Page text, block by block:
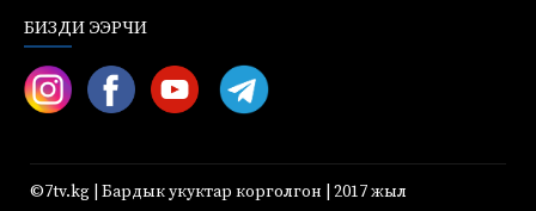
БИЗДИ ЭЭРЧИ
©7tv.kg | Бардык укуктар корголгон | 2017 жыл